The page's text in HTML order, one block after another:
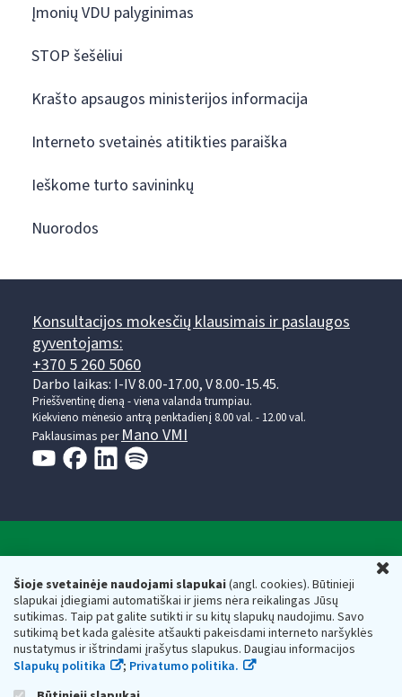
Šioje svetainėje naudojami slapukai(angl. cookies). Būtinieji
slapukai įdiegiami automatiškai ir jiems nėra reikalingas Jūsų
sutikimas. Taip pat galite sutikti ir su kitų slapukų naudojimu. Savo
sutikimą bet kada galėsite atšaukti pakeisdami interneto naršyklės
nustatymus ir ištrindami įrašytus slapukus. Daugiau informacijos
Slapukų politika
; Privatumo politika.
Įmonių VDU palyginimas
STOP šešėliui
Krašto apsaugos ministerijos informacija
Interneto svetainės atitikties paraiška
Ieškome turto savininkų
Nuorodos
Konsultacijos mokesčių klausimais ir paslaugos
gyventojams:
+370 5 260 5060
Darbo laikas: I-IV 8.00-17.00, V 8.00-15.45.
Prieššventinę dieną - viena valanda trumpiau.
Kiekvieno mėnesio antrą penktadienį 8.00 val. - 12.00 val.
Paklausimas per Mano VMI
Respublikos finansų ministerijos
Biudžetinė įstaiga. Juridinio asmens kodas — 188659752,
adresas: Vasario 16-osios g. 14, 01107 Vilnius, Lietuva, el.paštas:
vmi@vmi.lt, E. pristatymo dėžutės adresas 188659752
Duomenys apie Valstybinę mokesčių inspekciją prie Lietuvos
Respublikos finansų ministerijos kaupiami ir saugomi Juridinių